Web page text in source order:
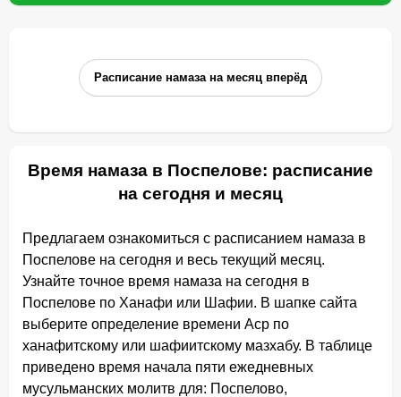
Расписание намаза на месяц вперёд
Время намаза в Поспелове: расписание
на сегодня и месяц
Предлагаем ознакомиться с расписанием намаза в
Поспелове на сегодня и весь текущий месяц.
Узнайте точное время намаза на сегодня в
Поспелове по Ханафи или Шафии. В шапке сайта
выберите определение времени Аср по
ханафитскому или шафиитскому мазхабу. В таблице
приведено время начала пяти ежедневных
мусульманских молитв для: Поспелово,